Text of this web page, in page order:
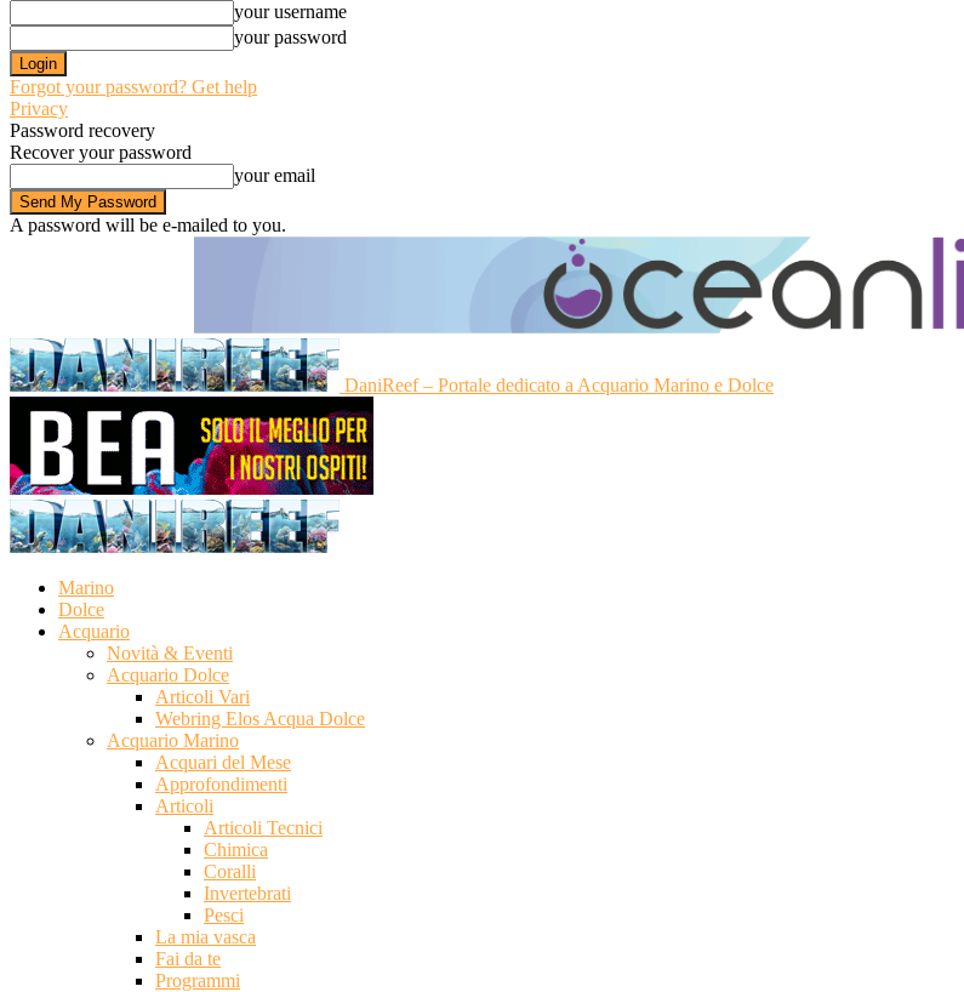
your username
your password
Forgot your password? Get help
Privacy
Password recovery
Recover your password
your email
A password will be e-mailed to you.
DaniReef – Portale dedicato a Acquario Marino e Dolce
Marino
Dolce
Acquario
Novità & Eventi
Acquario Dolce
Articoli Vari
Webring Elos Acqua Dolce
Acquario Marino
Acquari del Mese
Approfondimenti
Articoli
Articoli Tecnici
Chimica
Coralli
Invertebrati
Pesci
La mia vasca
Fai da te
Programmi